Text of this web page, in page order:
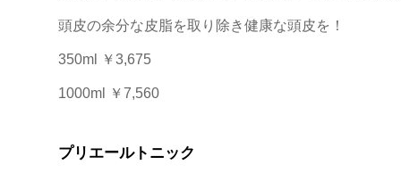
頭皮の余分な皮脂を取り除き健康な頭皮を！
350ml ￥3,675
1000ml ￥7,560
プリエールトニック